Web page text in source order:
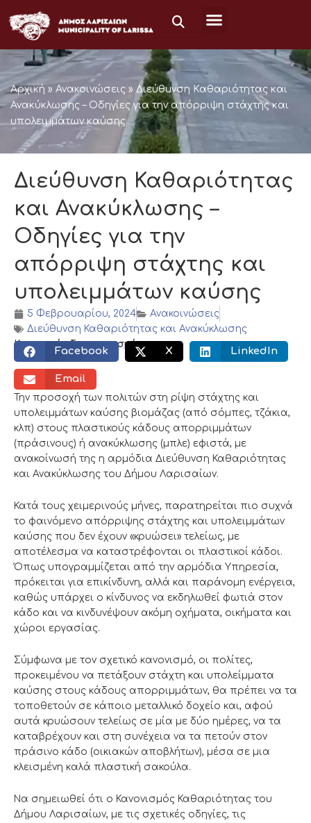
στο
περιεχόμενο
Αρχική » Ανακοινώσεις » Διεύθυνση Καθαριότητας και
Ανακύκλωσης – Οδηγίες για την απόρριψη στάχτης και
υπολειμμάτων καύσης
Διεύθυνση Καθαριότητας
και Ανακύκλωσης –
Οδηγίες για την
απόρριψη στάχτης και
υπολειμμάτων καύσης
5 Φεβρουαρίου, 2024
Ανακοινώσεις
Διεύθυνση Καθαριότητας και Ανακύκλωσης
Κοινωνικός διαμοιρασμός:
Facebook X LinkedIn
Email
Την προσοχή των πολιτών στη ρίψη στάχτης και
υπολειμμάτων καύσης βιομάζας (από σόμπες, τζάκια,
κλπ) στους πλαστικούς κάδους απορριμμάτων
(πράσινους) ή ανακύκλωσης (μπλε) εφιστά, με
ανακοίνωσή της η αρμόδια Διεύθυνση Καθαριότητας
και Ανακύκλωσης του Δήμου Λαρισαίων.
Κατά τους χειμερινούς μήνες, παρατηρείται πιο συχνά
το φαινόμενο απόρριψης στάχτης και υπολειμμάτων
καύσης που δεν έχουν «κρυώσει» τελείως, με
αποτέλεσμα να καταστρέφονται οι πλαστικοί κάδοι.
Όπως υπογραμμίζεται από την αρμόδια Υπηρεσία,
πρόκειται για επικίνδυνη, αλλά και παράνομη ενέργεια,
καθώς υπάρχει ο κίνδυνος να εκδηλωθεί φωτιά στον
κάδο και να κινδυνέψουν ακόμη οχήματα, οικήματα και
χώροι εργασίας.
Σύμφωνα με τον σχετικό κανονισμό, οι πολίτες,
προκειμένου να πετάξουν στάχτη και υπολείμματα
καύσης στους κάδους απορριμμάτων, θα πρέπει να τα
τοποθετούν σε κάποιο μεταλλικό δοχείο και, αφού
αυτά κρυώσουν τελείως σε μία με δύο ημέρες, να τα
καταβρέχουν και στη συνέχεια να τα πετούν στον
πράσινο κάδο (οικιακών αποβλήτων), μέσα σε μια
κλεισμένη καλά πλαστική σακούλα.
Να σημειωθεί ότι ο Κανονισμός Καθαριότητας του
Δήμου Λαρισαίων, με τις σχετικές οδηγίες, τις